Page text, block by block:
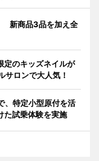
新商品3品を加え全
定のキッズネイルが
ロンで大人気！
、特定小型原付を活
た試乗体験を実施